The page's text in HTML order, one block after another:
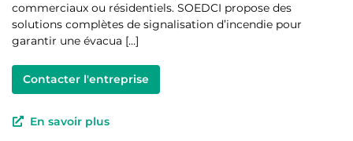
commerciaux ou résidentiels. SOEDCI propose des
solutions complètes de signalisation d’incendie pour
garantir une évacua […]
Contacter l'entreprise
En savoir plus